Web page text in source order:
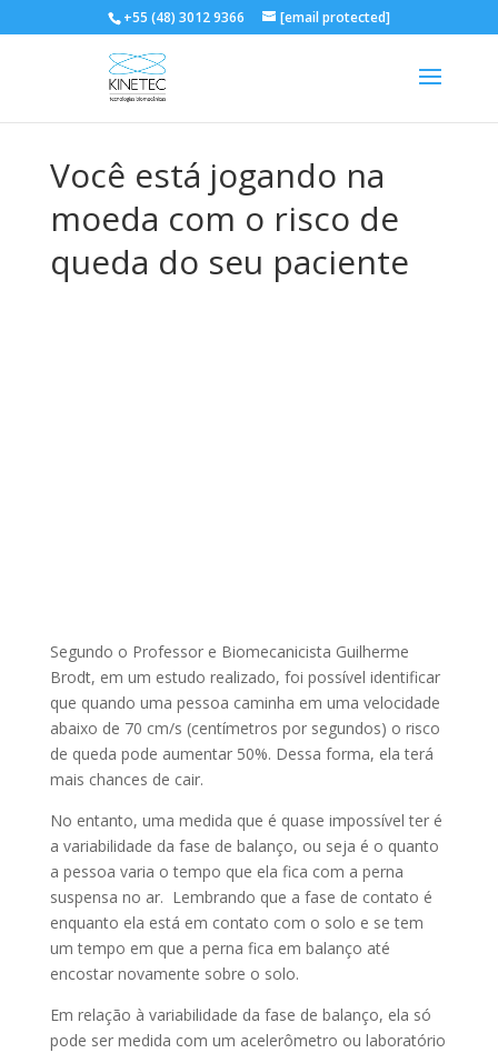
+55 (48) 3012 9366 [email protected]
Você está jogando na
moeda com o risco de
queda do seu paciente
Segundo o Professor e Biomecanicista Guilherme
Brodt, em um estudo realizado, foi possível identificar
que quando uma pessoa caminha em uma velocidade
abaixo de 70 cm/s (centímetros por segundos) o risco
de queda pode aumentar 50%. Dessa forma, ela terá
mais chances de cair.
No entanto, uma medida que é quase impossível ter é
a variabilidade da fase de balanço, ou seja é o quanto
a pessoa varia o tempo que ela fica com a perna
suspensa no ar. Lembrando que a fase de contato é
enquanto ela está em contato com o solo e se tem
um tempo em que a perna fica em balanço até
encostar novamente sobre o solo.
Em relação à variabilidade da fase de balanço, ela só
pode ser medida com um acelerômetro ou laboratório